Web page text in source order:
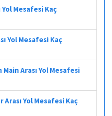
Mesafesi Kaç
Yol Mesafesi Kaç
Arası Yol Mesafesi
Yol Mesafesi Kaç